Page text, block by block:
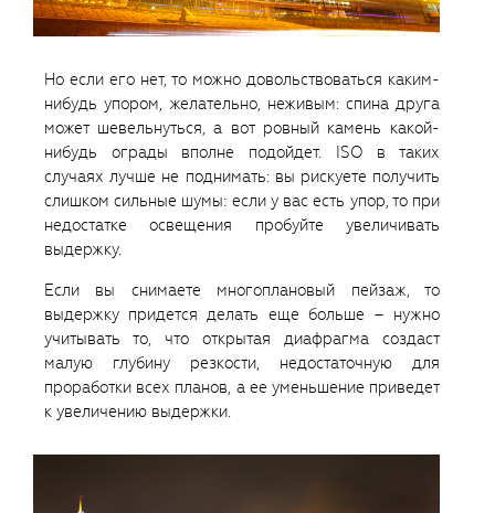
Но если его нет, то можно довольствоваться каким-
нибудь упором, желательно, неживым: спина друга
может шевельнуться, а вот ровный камень какой-
нибудь ограды вполне подойдет. ISO в таких
случаях лучше не поднимать: вы рискуете получить
слишком сильные шумы: если у вас есть упор, то при
недостатке освещения пробуйте увеличивать
выдержку.
Если вы снимаете многоплановый пейзаж, то
выдержку придется делать еще больше – нужно
учитывать то, что открытая диафрагма создаст
малую глубину резкости, недостаточную для
проработки всех планов, а ее уменьшение приведет
к увеличению выдержки.